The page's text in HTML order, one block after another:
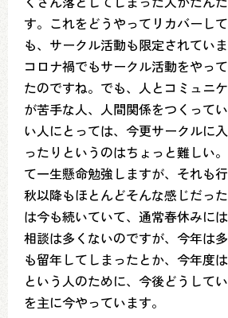
す。これをどうやってリカバーし
も、サークル活動も限定されてい
コロナ禍でもサークル活動をやっ
たのですね。でも、人とコミュニ
が苦手な人、人間関係をつくって
い人にとっては、今更サークルに
ったりというのはちょっと難しい
て一生懸命勉強しますが、それも
秋以降もほとんどそんな感じだっ
は今も続いていて、通常春休みに
相談は多くないのですが、今年は
も留年してしまったとか、今年度
という人のために、今後どうして
を主に今やっています。